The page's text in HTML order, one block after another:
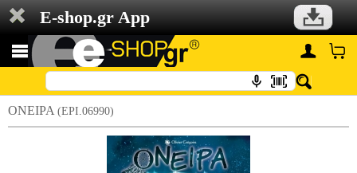
E-shop.gr App
ΟΝΕΙΡΑ (EPI.06990)